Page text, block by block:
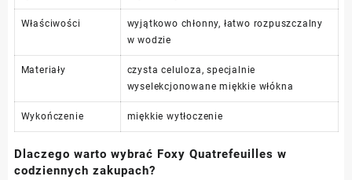
Właściwości
wyjątkowo chłonny, łatwo rozpuszczalny
w wodzie
Materiały
czysta celuloza, specjalnie
wyselekcjonowane miękkie włókna
Wykończenie miękkie wytłoczenie
Dlaczego warto wybrać Foxy Quatrefeuilles w
codziennych zakupach?